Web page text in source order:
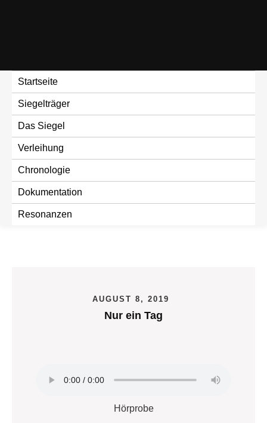
Startseite
Siegelträger
Das Siegel
Verleihung
Chronologie
Dokumentation
Resonanzen
AUGUST 8, 2019
Nur ein Tag
Hörprobe